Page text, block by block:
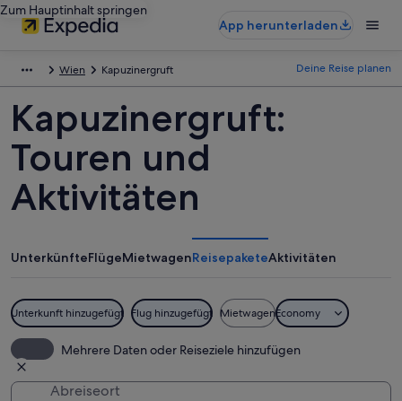
Zum Hauptinhalt springen
App herunterladen
Wien Kapuzinergruft Deine Reise planen
Kapuzinergruft:
Touren und
Aktivitäten
UnterkünfteFlügeMietwagenReisepaketeAktivitäten
Unterkunft hinzugefügt Flug hinzugefügt MietwagenEconomy
Mehrere Daten oder Reiseziele hinzufügen
Abreiseort